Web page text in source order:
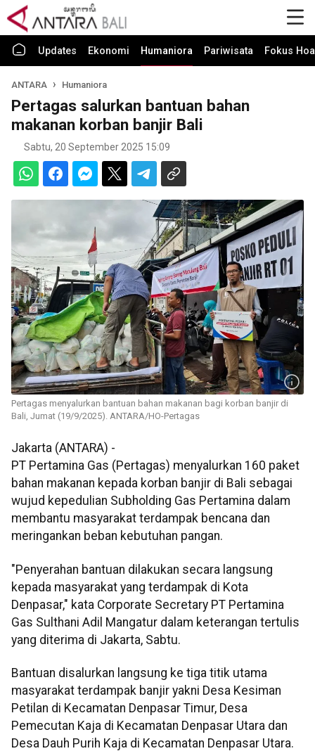
Updates Ekonomi Humaniora Pariwisata Fokus
ANTARA Humaniora
Pertagas salurkan bantuan bahan
makanan korban banjir Bali
Sabtu, 20 September 2025 15:09
Pertagas menyalurkan bantuan bahan makanan bagi korban banjir di
Bali, Jumat (19/9/2025). ANTARA/HO-Pertagas
Jakarta (ANTARA) -
PT Pertamina Gas (Pertagas) menyalurkan 160 paket
bahan makanan kepada korban banjir di Bali sebagai
wujud kepedulian Subholding Gas Pertamina dalam
membantu masyarakat terdampak bencana dan
meringankan beban kebutuhan pangan.
"Penyerahan bantuan dilakukan secara langsung
kepada masyarakat yang terdampak di Kota
Denpasar," kata Corporate Secretary PT Pertamina
Gas Sulthani Adil Mangatur dalam keterangan tertulis
yang diterima di Jakarta, Sabtu.
Bantuan disalurkan langsung ke tiga titik utama
masyarakat terdampak banjir yakni Desa Kesiman
Petilan di Kecamatan Denpasar Timur, Desa
Pemecutan Kaja di Kecamatan Denpasar Utara dan
Desa Dauh Purih Kaja di Kecamatan Denpasar Utara.